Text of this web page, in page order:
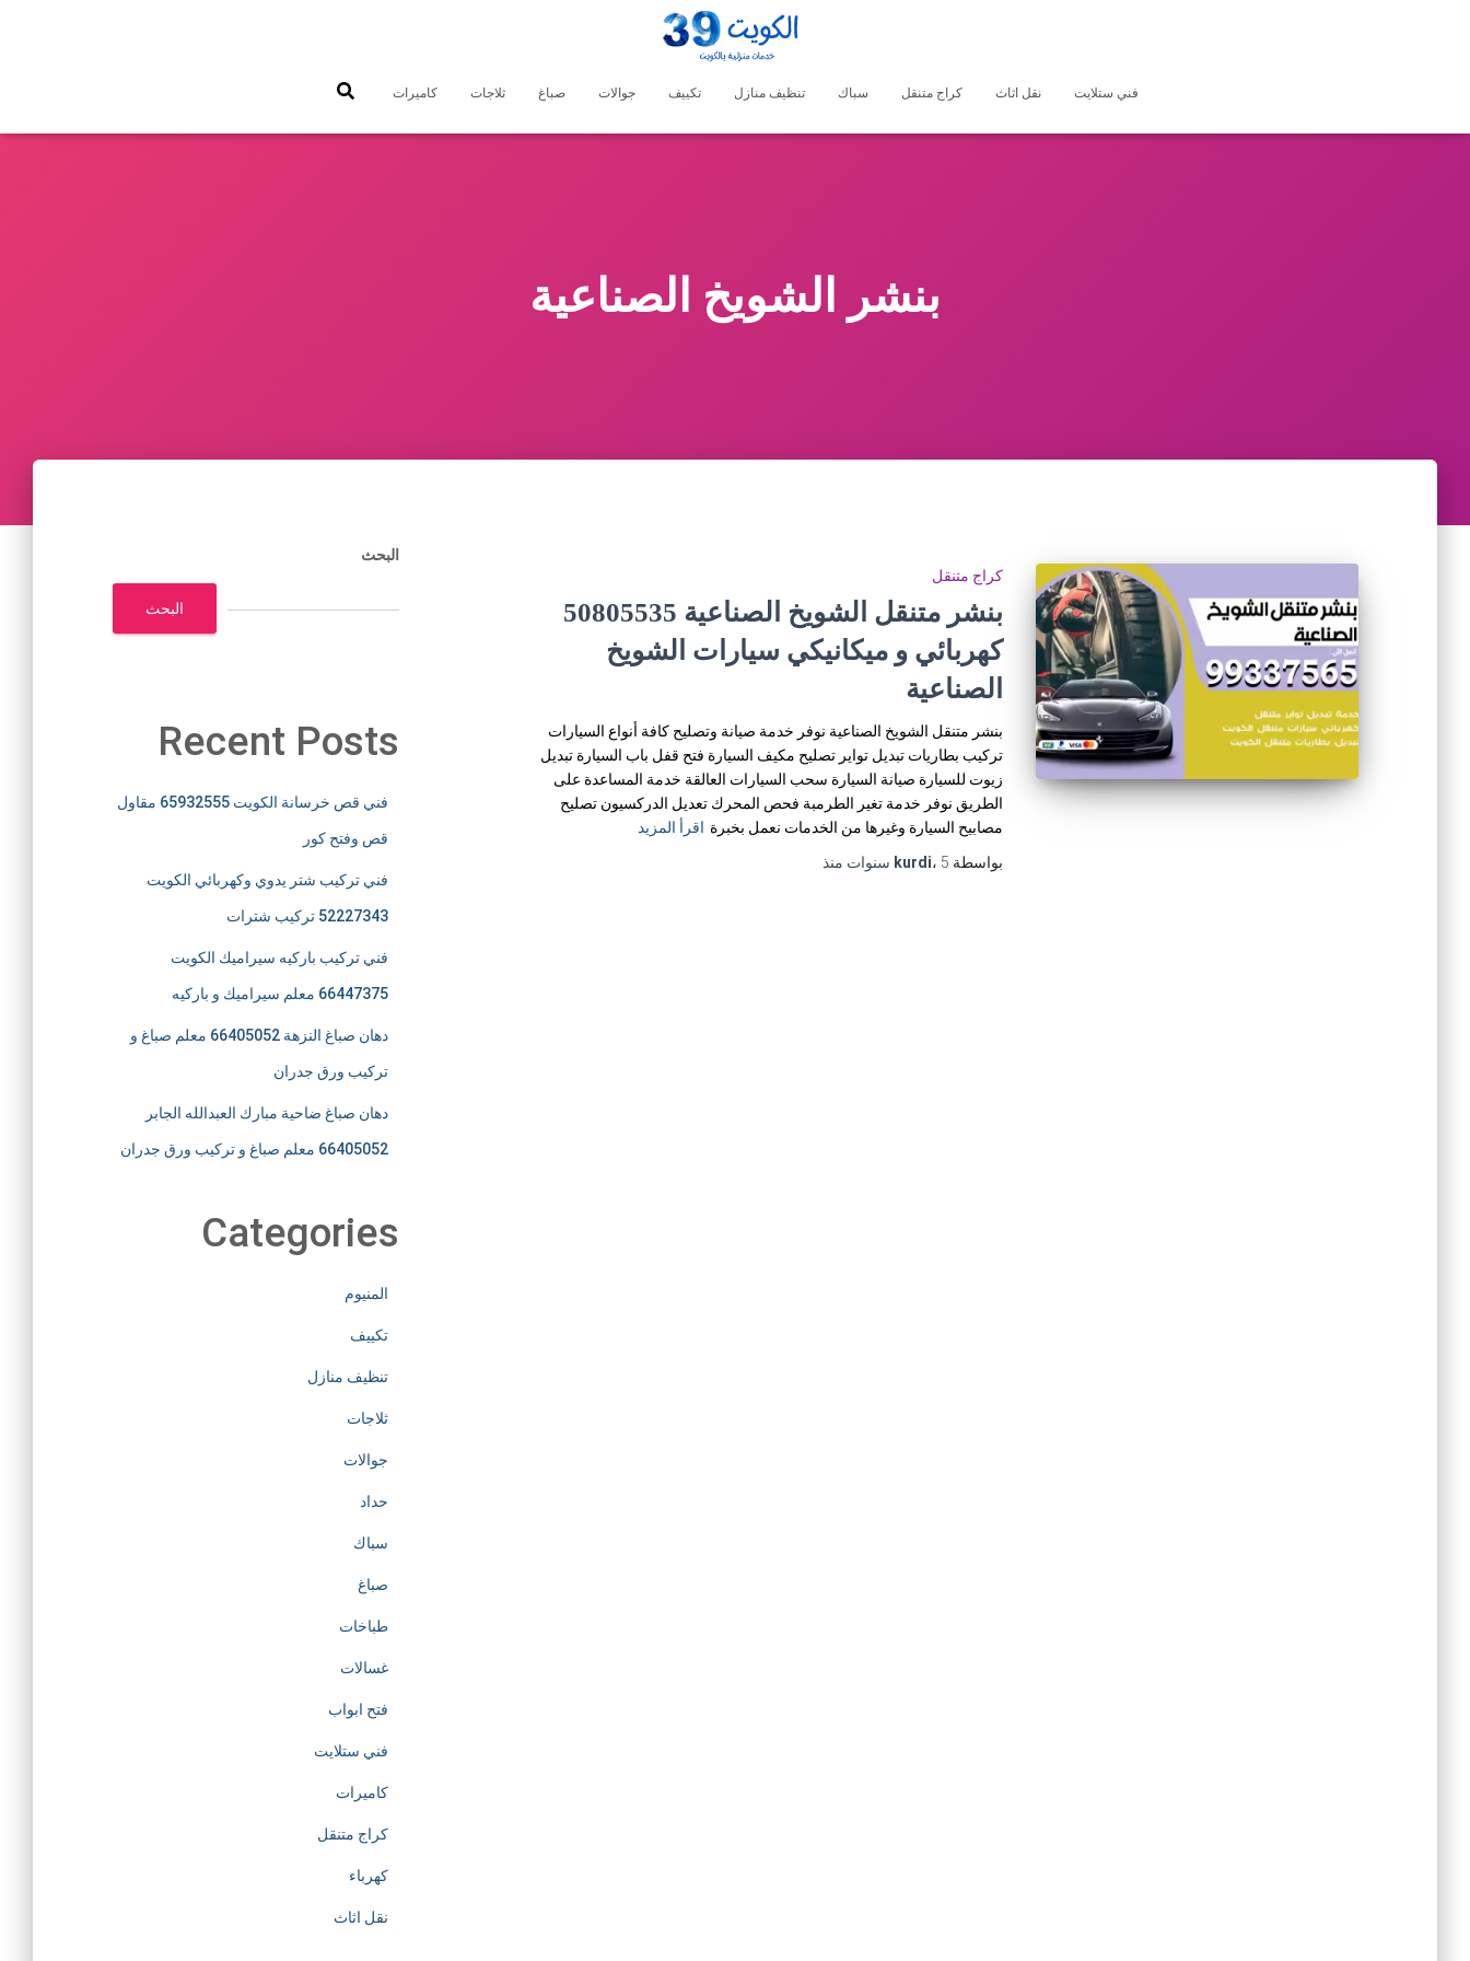
فني ستلايت نقل اثاث كراج متنقل سباك تنظيف منازل تكييف جوالات صباغ ثلاجات كاميرات
بنشر الشويخ الصناعية
كراج متنقل
كهربائي و ميكانيكي سيارات الشويخ
الصناعية
بنشر متنقل الشويخ الصناعية نوفر خدمة صيانة وتصليح كافة أنواع السيارات
تركيب بطاريات تبديل تواير تصليح مكيف السيارة فتح قفل باب السيارة تبديل
زيوت للسيارة صيانة السيارة سحب السيارات العالقة خدمة المساعدة على
الطريق نوفر خدمة تغير الطرمبة فحص المحرك تعديل الدركسيون تصليح
مصابيح السيارة وغيرها من الخدمات نعمل بخبرة اقرأ المزيد
بواسطة
kurdi، 5 سنوات منذ
البحث
البحث
Recent Posts
فني قص خرسانة الكويت 65932555 مقاول
قص وفتح كور
فني تركيب شتر يدوي وكهربائي الكويت
52227343 تركيب شترات
فني تركيب باركيه سيراميك الكويت
66447375 معلم سيراميك و باركيه
دهان صباغ النزهة 66405052 معلم صباغ و
تركيب ورق جدران
دهان صباغ ضاحية مبارك العبدالله الجابر
66405052 معلم صباغ و تركيب ورق جدران
Categories
المنيوم
تكييف
تنظيف منازل
ثلاجات
جوالات
حداد
سباك
صباغ
طباخات
غسالات
فتح ابواب
فني ستلايت
كاميرات
كراج متنقل
كهرباء
نقل اثاث